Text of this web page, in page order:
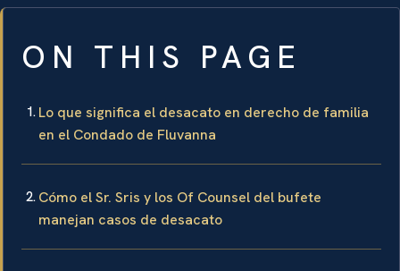
ON THIS PAGE
Lo que significa el desacato en derecho de familia
en el Condado de Fluvanna
Cómo el Sr. Sris y los Of Counsel del bufete
manejan casos de desacato